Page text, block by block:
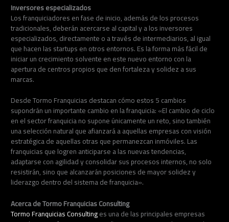
Inversores especializados
Los franquiciadores en fase de inicio, además de los procesos
tradicionales, deberán acercarse al capital y a los inversores
especializados, directamente o a través de intermediarios, al igual
que hacen las startups en otros entornos. Es la forma más fácil de
iniciar un crecimiento solvente en este nuevo entorno con la
apertura de centros propios que den fortaleza y solidez a sus
marcas.
Desde Tormo Franquicias destacan cómo estos 5 cambios
supondrán un importante cambio en la franquicia: «El cambio de ciclo
en el sector franquicia no supone únicamente un reto, sino también
una selección natural que afianzará a aquellas empresas con visión
estratégica de aquellas otras que permanezcan inmóviles. Las
franquicias que logren anticiparse a las nuevas tendencias,
adaptarse con agilidad y consolidar sus procesos internos, no solo
resistirán, sino que alcanzarán posiciones de mayor solidez y
liderazgo dentro del sistema de franquicia».
Acerca de Tormo Franquicias Consulting
Tormo Franquicias Consultinges una de las principales empresas